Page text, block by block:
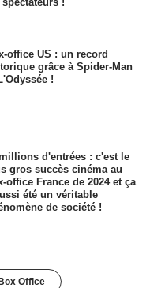
office US : un record
grâce à Spider-Man
!
d'entrées : c'est le
gros succès cinéma au
office France de 2024 et ça
été un véritable
de société !
Office